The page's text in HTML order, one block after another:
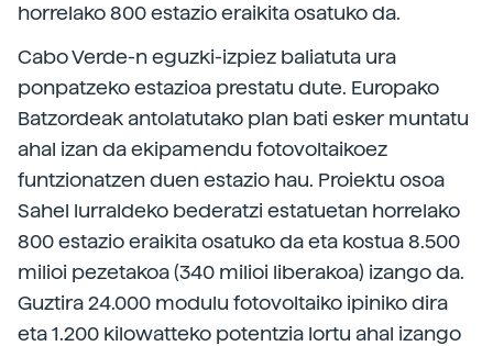
horrelako 800 estazio eraikita osatuko da.
Cabo Verde-n eguzki-izpiez baliatuta ura
ponpatzeko estazioa prestatu dute. Europako
Batzordeak antolatutako plan bati esker muntatu
ahal izan da ekipamendu fotovoltaikoez
funtzionatzen duen estazio hau. Proiektu osoa
Sahel lurraldeko bederatzi estatuetan horrelako
800 estazio eraikita osatuko da eta kostua 8.500
milioi pezetakoa (340 milioi liberakoa) izango da.
Guztira 24.000 modulu fotovoltaiko ipiniko dira
eta 1.200 kilowatteko potentzia lortu ahal izango